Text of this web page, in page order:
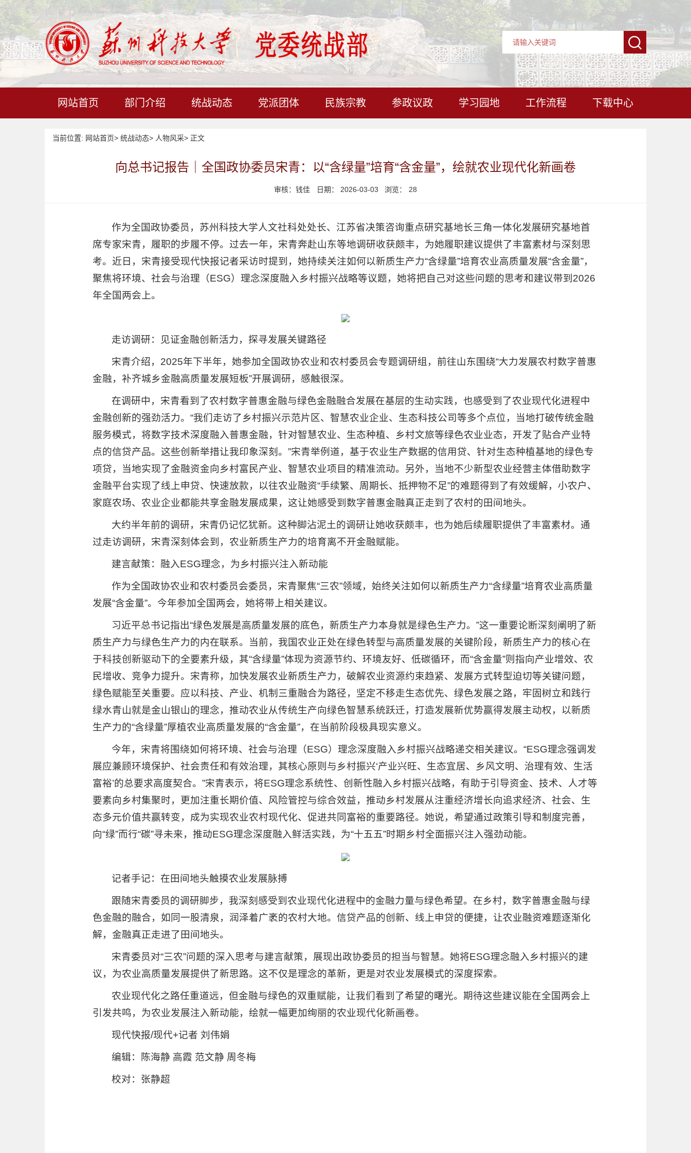
网站首页 部门介绍 统战动态 党派团体 民族宗教 参政议政 学习园地 工作流程 下载中心
当前位置: 网站首页> 统战动态> 人物风采> 正文
向总书记报告｜全国政协委员宋青：以“含绿量”培育“含金量”，绘就农业现代化新画卷
审核：钱佳 日期： 2026-03-03 浏览： 28
作为全国政协委员，苏州科技大学人文社科处处长、江苏省决策咨询重点研究基地长三角一体化发展研究基地首
席专家宋青，履职的步履不停。过去一年，宋青奔赴山东等地调研收获颇丰，为她履职建议提供了丰富素材与深刻思
考。近日，宋青接受现代快报记者采访时提到，她持续关注如何以新质生产力“含绿量”培育农业高质量发展“含金量”，
聚焦将环境、社会与治理（ESG）理念深度融入乡村振兴战略等议题，她将把自己对这些问题的思考和建议带到2026
年全国两会上。
走访调研：见证金融创新活力，探寻发展关键路径
宋青介绍，2025年下半年，她参加全国政协农业和农村委员会专题调研组，前往山东围绕“大力发展农村数字普惠
金融，补齐城乡金融高质量发展短板”开展调研，感触很深。
在调研中，宋青看到了农村数字普惠金融与绿色金融融合发展在基层的生动实践，也感受到了农业现代化进程中
金融创新的强劲活力。“我们走访了乡村振兴示范片区、智慧农业企业、生态科技公司等多个点位，当地打破传统金融
服务模式，将数字技术深度融入普惠金融，针对智慧农业、生态种植、乡村文旅等绿色农业业态，开发了贴合产业特
点的信贷产品。这些创新举措让我印象深刻。”宋青举例道，基于农业生产数据的信用贷、针对生态种植基地的绿色专
项贷，当地实现了金融资金向乡村富民产业、智慧农业项目的精准流动。另外，当地不少新型农业经营主体借助数字
金融平台实现了线上申贷、快速放款，以往农业融资“手续繁、周期长、抵押物不足”的难题得到了有效缓解，小农户、
家庭农场、农业企业都能共享金融发展成果，这让她感受到数字普惠金融真正走到了农村的田间地头。
大约半年前的调研，宋青仍记忆犹新。这种脚沾泥土的调研让她收获颇丰，也为她后续履职提供了丰富素材。通
过走访调研，宋青深刻体会到，农业新质生产力的培育离不开金融赋能。
建言献策：融入ESG理念，为乡村振兴注入新动能
作为全国政协农业和农村委员会委员，宋青聚焦“三农”领域，始终关注如何以新质生产力“含绿量”培育农业高质量
发展“含金量”。今年参加全国两会，她将带上相关建议。
习近平总书记指出“绿色发展是高质量发展的底色，新质生产力本身就是绿色生产力。”这一重要论断深刻阐明了新
质生产力与绿色生产力的内在联系。当前，我国农业正处在绿色转型与高质量发展的关键阶段，新质生产力的核心在
于科技创新驱动下的全要素升级，其“含绿量”体现为资源节约、环境友好、低碳循环，而“含金量”则指向产业增效、农
民增收、竞争力提升。宋青称，加快发展农业新质生产力，破解农业资源约束趋紧、发展方式转型迫切等关键问题，
绿色赋能至关重要。应以科技、产业、机制三重融合为路径，坚定不移走生态优先、绿色发展之路，牢固树立和践行
绿水青山就是金山银山的理念，推动农业从传统生产向绿色智慧系统跃迁，打造发展新优势赢得发展主动权，以新质
生产力的“含绿量”厚植农业高质量发展的“含金量”，在当前阶段极具现实意义。
今年，宋青将围绕如何将环境、社会与治理（ESG）理念深度融入乡村振兴战略递交相关建议。“ESG理念强调发
展应兼顾环境保护、社会责任和有效治理，其核心原则与乡村振兴‘产业兴旺、生态宜居、乡风文明、治理有效、生活
富裕’的总要求高度契合。”宋青表示，将ESG理念系统性、创新性融入乡村振兴战略，有助于引导资金、技术、人才等
要素向乡村集聚时，更加注重长期价值、风险管控与综合效益，推动乡村发展从注重经济增长向追求经济、社会、生
态多元价值共赢转变，成为实现农业农村现代化、促进共同富裕的重要路径。她说，希望通过政策引导和制度完善，
向“绿”而行“碳”寻未来，推动ESG理念深度融入鲜活实践，为“十五五”时期乡村全面振兴注入强劲动能。
记者手记：在田间地头触摸农业发展脉搏
跟随宋青委员的调研脚步，我深刻感受到农业现代化进程中的金融力量与绿色希望。在乡村，数字普惠金融与绿
色金融的融合，如同一股清泉，润泽着广袤的农村大地。信贷产品的创新、线上申贷的便捷，让农业融资难题逐渐化
解，金融真正走进了田间地头。
宋青委员对“三农”问题的深入思考与建言献策，展现出政协委员的担当与智慧。她将ESG理念融入乡村振兴的建
议，为农业高质量发展提供了新思路。这不仅是理念的革新，更是对农业发展模式的深度探索。
农业现代化之路任重道远，但金融与绿色的双重赋能，让我们看到了希望的曙光。期待这些建议能在全国两会上
引发共鸣，为农业发展注入新动能，绘就一幅更加绚丽的农业现代化新画卷。
现代快报/现代+记者 刘伟娟
编辑：陈海静 高霞 范文静 周冬梅
校对：张静超